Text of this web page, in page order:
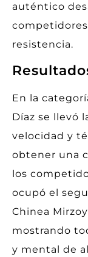
auténtico
resistencia.
En la
Díaz se llevó
velocidad y
obtener una
los
ocupó el
Chinea
mostrando
y mental de